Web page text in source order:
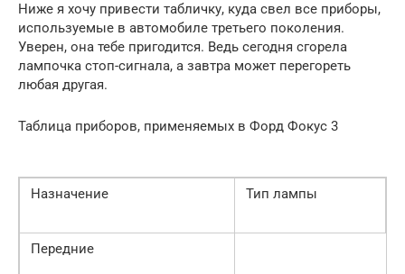
Ниже я хочу привести табличку, куда свел все приборы,
используемые в автомобиле третьего поколения.
Уверен, она тебе пригодится. Ведь сегодня сгорела
лампочка стоп-сигнала, а завтра может перегореть
любая другая.
Таблица приборов, применяемых в Форд Фокус 3
Назначение Тип лампы
Передние